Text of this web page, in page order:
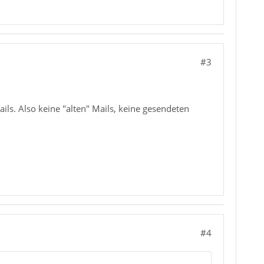
#3
Also keine "alten" Mails, keine gesendeten
#4